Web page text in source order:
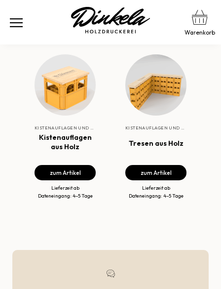
Warenkorb
KISTENAUFLAGEN UND TRESEN
Kistenauflagen
aus Holz
zum Artikel
Lieferzeit ab
Dateneingang: 4–5 Tage
KISTENAUFLAGEN UND TRESEN
Tresen aus Holz
zum Artikel
Lieferzeit ab
Dateneingang: 4–5 Tage